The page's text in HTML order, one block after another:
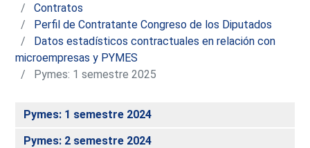
Contratos
Perfil de Contratante Congreso de los Diputados
Datos estadísticos contractuales en relación con
microempresas y PYMES
Pymes: 1 semestre 2025
Pymes: 1 semestre 2024
Pymes: 2 semestre 2024